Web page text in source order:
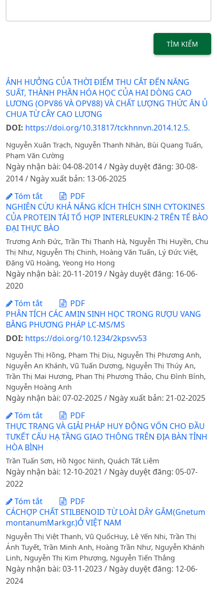
TÌM KIẾM
ẢNH HƯỞNG CỦA THỜI ĐIỂM THU CẮT ĐẾN NĂNG
SUẤT, THÀNH PHẦN HÓA HỌC CỦA HAI DÒNG CAO
LƯƠNG (OPV86 VÀ OPV88) VÀ CHẤT LƯỢNG THỨC ĂN Ủ
CHUA TỪ CÂY CAO LƯƠNG
DOI: https://doi.org/10.31817/tckhnnvn.2014.12.5.
Nguyễn Xuân Trạch, Nguyễn Thanh Nhàn, Bùi Quang Tuấn,
Phạm Văn Cường
Ngày nhận bài: 04-08-2014 / Ngày duyệt đăng: 30-08-
2014 / Ngày xuất bản: 13-06-2025
Tóm tắt
PDF
NGHIÊN CỨU KHẢ NĂNG KÍCH THÍCH SINH CYTOKINES
CỦA PROTEIN TÁI TỔ HỢP INTERLEUKIN-2 TRÊN TẾ BÀO
ĐẠI THỰC BÀO
Trương Anh Đức, Trần Thị Thanh Hà, Nguyễn Thị Huyền, Chu
Thị Như, Nguyễn Thị Chinh, Hoàng Văn Tuấn, Lý Đức Việt,
Đặng Vũ Hoàng, Yeong Ho Hong
Ngày nhận bài: 20-11-2019 / Ngày duyệt đăng: 16-06-
2020
Tóm tắt
PDF
PHÂN TÍCH CÁC AMIN SINH HỌC TRONG RƯỢU VANG
BẰNG PHƯƠNG PHÁP LC-MS/MS
DOI: https://doi.org/10.1234/2kpsvv53
Nguyễn Thị Hồng, Phạm Thị Dịu, Nguyễn Thị Phương Anh,
Nguyễn An Khánh, Vũ Tuấn Dương, Nguyễn Thị Thúy An,
Trần Thị Mai Hương, Phan Thị Phương Thảo, Chu Đình Bính,
Nguyễn Hoàng Anh
Ngày nhận bài: 07-02-2025 / Ngày xuất bản: 21-02-2025
Tóm tắt
PDF
THỰC TRẠNG VÀ GIẢI PHÁP HUY ĐỘNG VỐN CHO ĐẦU
TƯKẾT CẤU HẠ TẦNG GIAO THÔNG TRÊN ĐỊA BÀN TỈNH
HÒA BÌNH
Trần Tuấn Sơn, Hồ Ngọc Ninh, Quách Tất Liêm
Ngày nhận bài: 12-10-2021 / Ngày duyệt đăng: 05-07-
2022
Tóm tắt
PDF
CÁCHỢP CHẤT STILBENOID TỪ LOÀI DÂY GẮM(Gnetum
montanumMarkgr.)Ở VIỆT NAM
Nguyễn Thị Việt Thanh, Vũ QuốcHuy, Lê Yến Nhi, Trần Thị
Ánh Tuyết, Trần Minh Anh, Hoàng Trần Như, Nguyễn Khánh
Linh, Nguyễn Thị Kim Phượng, Nguyễn Tiến Thắng
Ngày nhận bài: 03-11-2023 / Ngày duyệt đăng: 12-06-
2024